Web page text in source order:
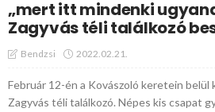
„mert itt mindenki
Zagyvás téli találkozó
Bendzsi 2022.02.21.
Február 12-én a Kovászoló keretein belül
Zagyvás téli találkozó. Népes kis csapat